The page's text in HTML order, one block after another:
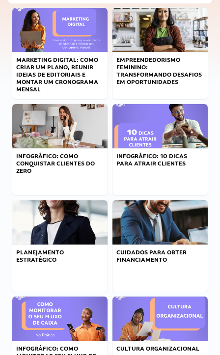
MARKETING DIGITAL: COMO
CRIAR UM PLANO, REUNIR
IDEIAS DE EDITORIAIS E
MONTAR UM CRONOGRAMA
MENSAL
EMPREENDEDORISMO
FEMININO:
TRANSFORMANDO DESAFIOS
EM OPORTUNIDADES
INFOGRÁFICO: COMO
CONQUISTAR CLIENTES DO
ZERO
INFOGRÁFICO: 10 DICAS
PARA ATRAIR CLIENTES
PLANEJAMENTO
ESTRATÉGICO
CUIDADOS PARA OBTER
FINANCIAMENTO
INFOGRÁFICO: COMO
CULTURA ORGANIZACIONAL